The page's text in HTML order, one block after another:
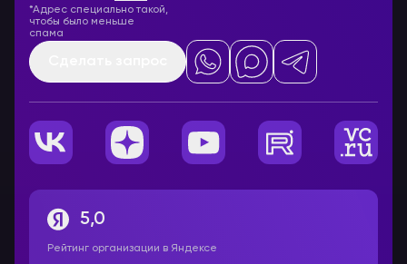
*Адрес специально такой,
чтобы было меньше
спама
5,0
Рейтинг организации в Яндексе